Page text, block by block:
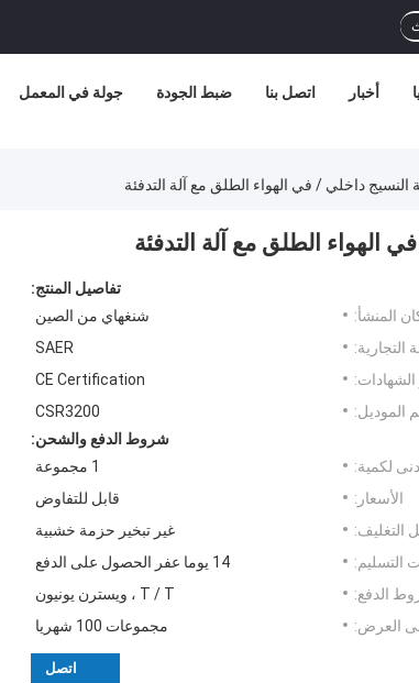
جولة في المعمل ضبط الجودة اتصل بنا أخبار
داخلي / في الهواء الطلق مع آلة التدفئة
الهواء الطلق مع آلة التدفئة
تفاصيل المنتج:
المنشأ:
شنغهاي من الصين
التجارية:
SAER
الشهادات:
CE Certification
الموديل:
CSR3200
شروط الدفع والشحن:
لكمية:
1 مجموعة
الأسعار:
قابل للتفاوض
التغليف:
غير تبخير حزمة خشبية
التسليم:
14 يوما عفر الحصول على الدفع
الدفع:
T / T ، ويسترن يونيون
العرض:
مجموعات 100 شهريا
اتصل